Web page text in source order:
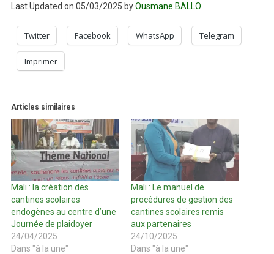
Last Updated on 05/03/2025 byOusmane BALLO
Twitter Facebook WhatsApp Telegram
Imprimer
Articles similaires
Mali : la création des
cantines scolaires
endogènes au centre d’une
Journée de plaidoyer
24/04/2025
Dans "à la une"
Mali : Le manuel de
procédures de gestion des
cantines scolaires remis
aux partenaires
24/10/2025
Dans "à la une"